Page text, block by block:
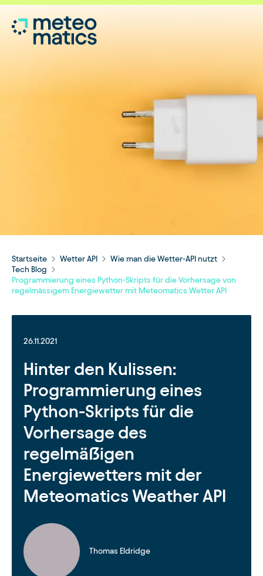
Startseite Wetter API
Wie man die Wetter-API nutzt
Tech Blog
Programmierung eines Python-Skripts für die Vorhersage von
regelmässigem Energiewetter mit Meteomatics Wetter API
26.11.2021
Hinter den Kulissen:
Programmierung eines
Python-Skripts für die
Vorhersage des
regelmäßigen
Energiewetters mit der
Meteomatics Weather API
Thomas Eldridge